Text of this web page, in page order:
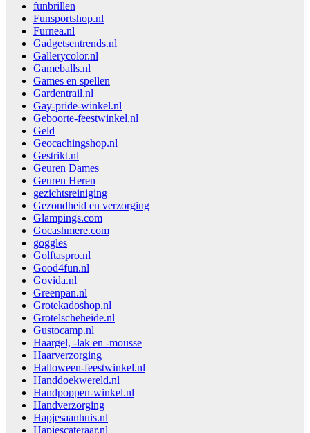
funbrillen
Funsportshop.nl
Furnea.nl
Gadgetsentrends.nl
Gallerycolor.nl
Gameballs.nl
Games en spellen
Gardentrail.nl
Gay-pride-winkel.nl
Geboorte-feestwinkel.nl
Geld
Geocachingshop.nl
Gestrikt.nl
Geuren Dames
Geuren Heren
gezichtsreiniging
Gezondheid en verzorging
Glampings.com
Gocashmere.com
goggles
Golftaspro.nl
Good4fun.nl
Govida.nl
Greenpan.nl
Grotekadoshop.nl
Grotelscheheide.nl
Gustocamp.nl
Haargel, -lak en -mousse
Haarverzorging
Halloween-feestwinkel.nl
Handdoekwereld.nl
Handpoppen-winkel.nl
Handverzorging
Hapjesaanhuis.nl
Hapjescateraar.nl